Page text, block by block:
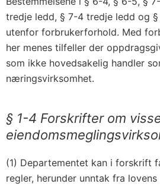
tredje ledd, § 7-4 tredje ledd og
utenfor forbrukerforhold. Med
her menes tilfeller der
som ikke hovedsakelig handler
næringsvirksomhet.
§ 1-4 Forskrifter om
(1) Departementet kan i forskrift
regler, herunder unntak fra